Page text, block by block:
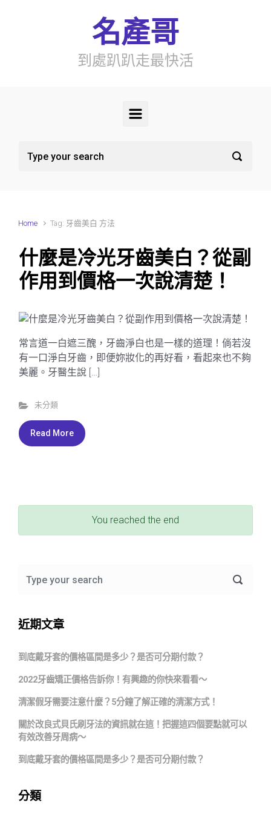
Skip to main content
名產哥
到處趴趴走最快活
Home Tag: 牙齒美白 方法
什麼是冷光牙齒美白？從副
作用到價格一次說清楚！
常言道一白遮三醜，牙齒淨白也是一樣的道理！倘若沒
有一口淨白牙齒，即便妳妝化的再好看，看起來也不夠
美麗。牙醫生說 […]
未分類
Read More
You reached the end
近期文章
到底戴牙套的價格區間是多少？是否可分期付款？
2022牙齒矯正價格告訴你！有興趣的你快來看看～
清潔假牙需要注意什麼？5分鐘了解正確的清潔方式！
關於改良式貝氏刷牙法的資訊就在這！把握這四個要點就可以
有效改善牙周病～
到底戴牙套的價格區間是多少？是否可分期付款？
分類